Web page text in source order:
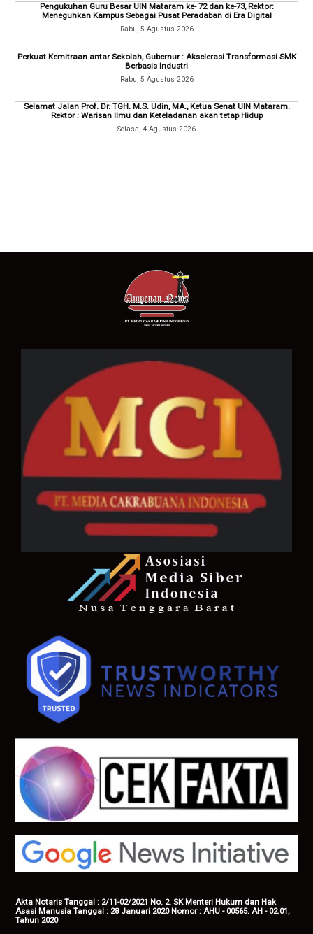
Pengukuhan Guru Besar UIN Mataram ke- 72 dan ke-73, Rektor:
Meneguhkan Kampus Sebagai Pusat Peradaban di Era Digital
Rabu, 5 Agustus 2026
Perkuat Kemitraan antar Sekolah, Gubernur : Akselerasi Transformasi SMK
Berbasis Industri
Rabu, 5 Agustus 2026
Selamat Jalan Prof. Dr. TGH. M.S. Udin, MA., Ketua Senat UIN Mataram.
Rektor : Warisan Ilmu dan Keteladanan akan tetap Hidup
Selasa, 4 Agustus 2026
Akta Notaris Tanggal : 2/11-02/2021 No. 2. SK Menteri Hukum dan Hak
Asasi Manusia Tanggal : 28 Januari 2020 Nomor : AHU - 00565. AH - 02.01,
Tahun 2020